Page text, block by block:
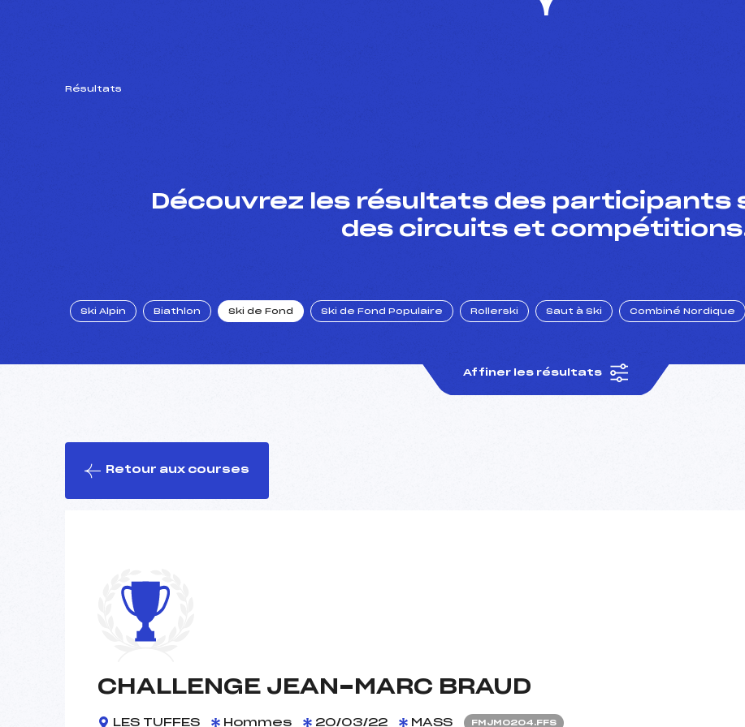
Résultats
Découvrez les résultats des participants
des circuits et
Ski Alpin Biathlon Ski de Fond Ski de Fond Populaire Rollerski Saut à Ski Combiné Nordique
Affiner les résultats
Retour aux courses
CHALLENGE JEAN-MARC BRAUD
LES TUFFES Hommes 20/03/22 MASS FMJM0204.FFS